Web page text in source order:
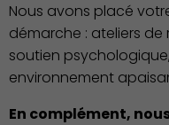
Nous avons placé
démarche : ateliers de
soutien
environnement
En complément,